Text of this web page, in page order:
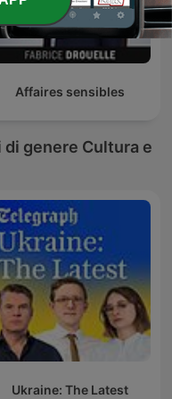
Affaires sensibles
genere Cultura e
Ukraine: The Latest